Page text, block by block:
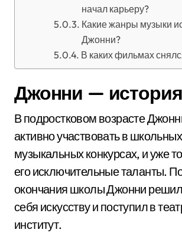
начал карьеру?
Какие жанры музыки
Джонни?
В каких фильмах
Джонни —
В подростковом возрасте
активно участвовать в
музыкальных конкурсах, и уже
его исключительные таланты.
окончания школы Джонни решил
себя искусству и поступил в
институт.